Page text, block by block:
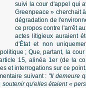
suivi la cour d'appel qui
Greenpeace » cherchait
dégradation de
ce propos contre l'arrêt
actes litigieux auraient
d'État et non
; Que, partant, la
15, alinéa 1er (de la
et interrogations sur ce
suivant : "Il demeure
qu'elles étaient «